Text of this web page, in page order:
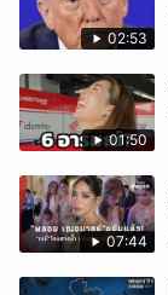
02:53
01:50
07:44